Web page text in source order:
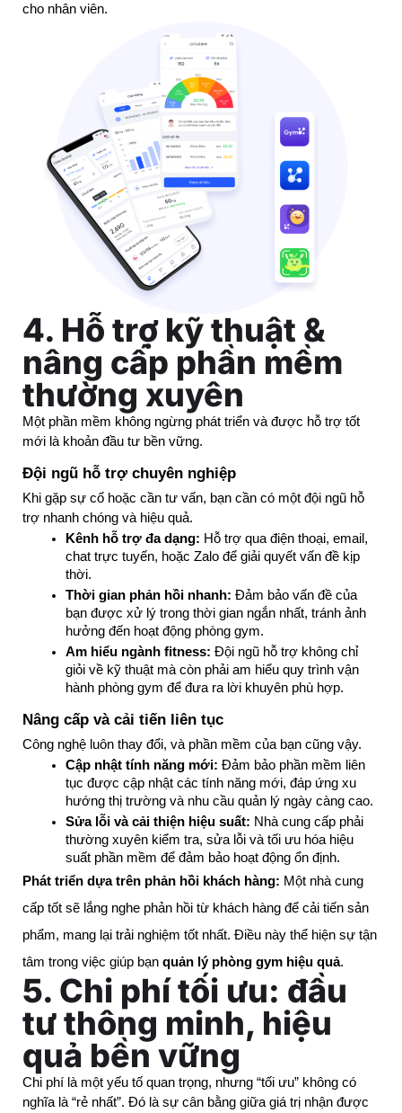
cho nhân viên.
4. Hỗ trợ kỹ thuật &
nâng cấp phần mềm
thường xuyên
Một phần mềm không ngừng phát triển và được hỗ trợ tốt
mới là khoản đầu tư bền vững.
Đội ngũ hỗ trợ chuyên nghiệp
Khi gặp sự cố hoặc cần tư vấn, bạn cần có một đội ngũ hỗ
trợ nhanh chóng và hiệu quả.
Kênh hỗ trợ đa dạng: Hỗ trợ qua điện thoại, email,
chat trực tuyến, hoặc Zalo để giải quyết vấn đề kịp
thời.
Thời gian phản hồi nhanh: Đảm bảo vấn đề của
bạn được xử lý trong thời gian ngắn nhất, tránh ảnh
hưởng đến hoạt động phòng gym.
Am hiểu ngành fitness: Đội ngũ hỗ trợ không chỉ
giỏi về kỹ thuật mà còn phải am hiểu quy trình vận
hành phòng gym để đưa ra lời khuyên phù hợp.
Nâng cấp và cải tiến liên tục
Công nghệ luôn thay đổi, và phần mềm của bạn cũng vậy.
Cập nhật tính năng mới: Đảm bảo phần mềm liên
tục được cập nhật các tính năng mới, đáp ứng xu
hướng thị trường và nhu cầu quản lý ngày càng cao.
Sửa lỗi và cải thiện hiệu suất: Nhà cung cấp phải
thường xuyên kiểm tra, sửa lỗi và tối ưu hóa hiệu
suất phần mềm để đảm bảo hoạt động ổn định.
Phát triển dựa trên phản hồi khách hàng: Một nhà cung
cấp tốt sẽ lắng nghe phản hồi từ khách hàng để cải tiến sản
phẩm, mang lại trải nghiệm tốt nhất. Điều này thể hiện sự tận
tâm trong việc giúp bạn quản lý phòng gym hiệu quả.
5. Chi phí tối ưu: đầu
tư thông minh, hiệu
quả bền vững
Chi phí là một yếu tố quan trọng, nhưng “tối ưu” không có
nghĩa là “rẻ nhất”. Đó là sự cân bằng giữa giá trị nhận được